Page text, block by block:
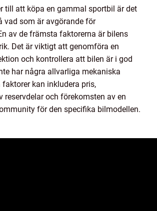
till att köpa en gammal sportbil är det
vad som är avgörande för
av de främsta faktorerna är bilens
Det är viktigt att genomföra en
och kontrollera att bilen är i god
har några allvarliga mekaniska
faktorer kan inkludera pris,
reservdelar och förekomsten av en
för den specifika bilmodellen.